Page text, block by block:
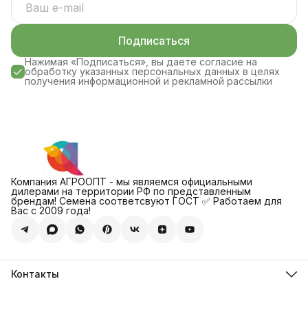
Подписаться
Нажимая «Подписаться», вы даете согласие на
обработку указанных персональных данных в целях
получения информационной и рекламной рассылки
Компания АГРООПТ - мы являемся официальными
дилерами на территории РФ по представленным
брендам! Семена соответсвуют ГОСТ ✅ Работаем для
Вас с 2009 года!
Контакты